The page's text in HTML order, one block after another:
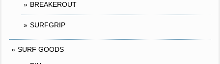
BREAKEROUT
SURFGRIP
SURF GOODS